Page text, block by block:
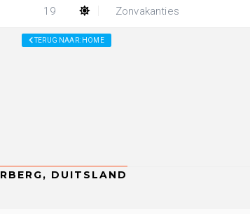
19 Zonvakanties
TERUG NAAR: HOME